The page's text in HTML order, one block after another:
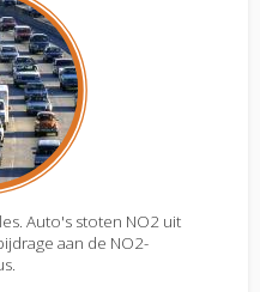
Auto's stoten NO2 uit
aan de NO2-